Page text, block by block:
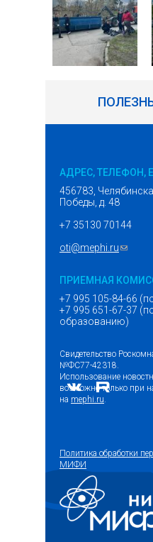
АДРЕС, ТЕЛЕФОН,
456783,
Победы, д. 48
+7 35130 70144
oti@mephi.ru
ПРИЕМНАЯ
+7 995 105-84-66
+7 995 651-67-37
образованию)
Свидетельство
№ФС77-42318.
Использование
возможно только при
на mephi.ru.
Политика обработки
МИФИ